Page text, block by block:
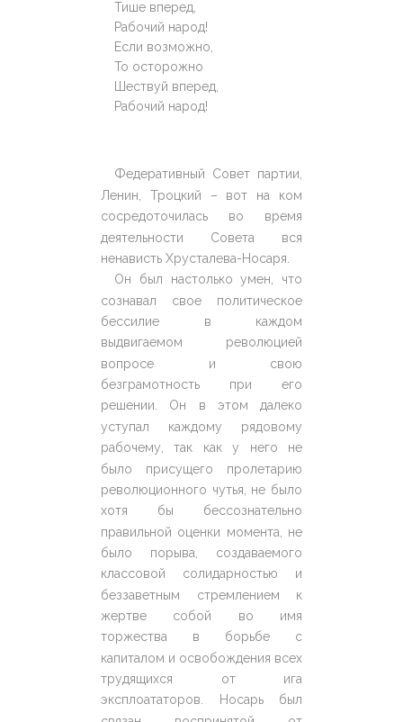
Тише вперед,
Рабочий народ!
Если возможно,
То осторожно
Шествуй вперед,
Рабочий народ!
Федеративный Совет партии,
Ленин, Троцкий – вот на ком
сосредоточилась во время
деятельности Совета вся
ненависть Хрусталева-Носаря.
Он был настолько умен, что
сознавал свое политическое
бессилие в каждом
выдвигаемом революцией
вопросе и свою
безграмотность при его
решении. Он в этом далеко
уступал каждому рядовому
рабочему, так как у него не
было присущего пролетарию
революционного чутья, не было
хотя бы бессознательно
правильной оценки момента, не
было порыва, создаваемого
классовой солидарностью и
беззаветным стремлением к
жертве собой во имя
торжества в борьбе с
капиталом и освобождения всех
трудящихся от ига
эксплоататоров. Носарь был